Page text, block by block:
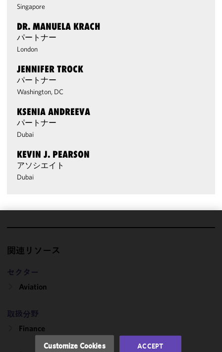
Singapore
DR. MANUELA KRACH
パートナー
London
JENNIFER TROCK
パートナー
Washington, DC
KSENIA ANDREEVA
パートナー
Dubai
KEVIN J. PEARSON
アソシエイト
Dubai
関連リソース
セクター
Aviation
取扱分野
Finance
improve the
and
performance
in
accordance
with our
Customize Cookies ACCEPT